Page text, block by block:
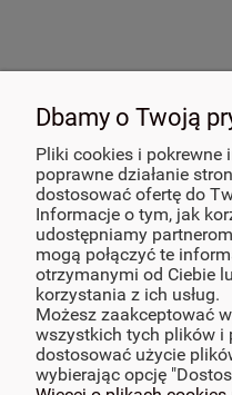
PŁATNOŚCI I DOSTAWA
INFORMACJE
POLECANE
O NAS
MOJE KONTO
Dbamy o Twoją
Pliki cookies i
poprawne działanie
dostosować ofertę do
Informacje o tym, jak
udostępniamy
mogą połączyć te
otrzymanymi od Ciebie
korzystania z ich usług.
Możesz zaakceptować
wszystkich tych plików i
dostosować użycie
wybierając opcję